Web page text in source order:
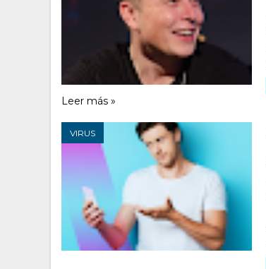
Leer más »
VIRUS